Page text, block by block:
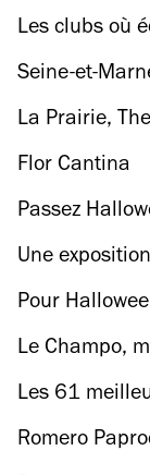
qualité de
Les clubs où
cumuler des
Seine-et-
maisons
La Prairie,
Flor Cantina
Passez
Yvelines,
Une
Hallyday
attendre ?
Pour
lance son
Le Champo,
Vague, va
pour
Les 61
cinéma
Romero